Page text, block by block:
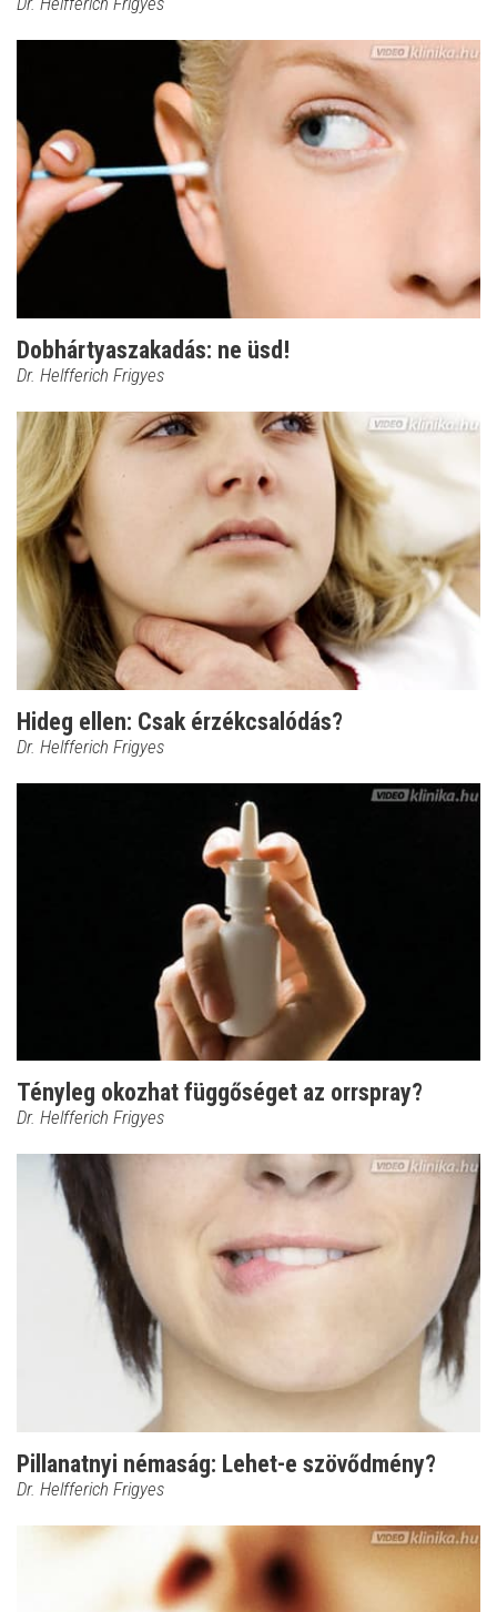
Dobhártyaszakadás: ne üsd!
Dr. Helfferich Frigyes
Hideg ellen: Csak érzékcsalódás?
Dr. Helfferich Frigyes
Tényleg okozhat függőséget az orrspray?
Dr. Helfferich Frigyes
Pillanatnyi némaság: Lehet-e szövődmény?
Dr. Helfferich Frigyes